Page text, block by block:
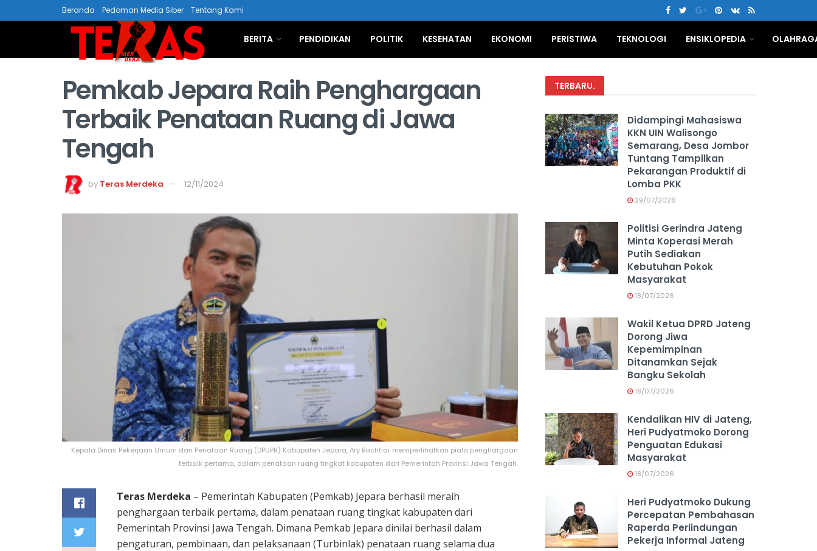
Beranda Pedoman Media Siber Tentang Kami
BERITA PENDIDIKAN POLITIK KESEHATAN EKONOMI PERISTIWA TEKNOLOGI ENSIKLOPEDIA
Pemkab Jepara Raih Penghargaan
Terbaik Penataan Ruang di Jawa
Tengah
by Teras Merdeka 12/11/2024
Kepala Dinas Pekerjaan Umum dan Penataan Ruang (DPUPR) Kabupaten Jepara, Ary Bachtiar memperlihatkan piala penghargaan
terbaik pertama, dalam penataan ruang tingkat kabupaten dari Pemerintah Provinsi Jawa Tengah.
Teras Merdeka – Pemerintah Kabupaten (Pemkab) Jepara berhasil meraih
penghargaan terbaik pertama, dalam penataan ruang tingkat kabupaten dari
Pemerintah Provinsi Jawa Tengah. Dimana Pemkab Jepara dinilai berhasil dalam
pengaturan, pembinaan, dan pelaksanaan (Turbinlak) penataan ruang selama dua
TERBARU.
Didampingi Mahasiswa
KKN UIN Walisongo
Semarang, Desa Jombor
Tuntang Tampilkan
Pekarangan Produktif di
Lomba PKK
29/07/2026
Politisi Gerindra Jateng
Minta Koperasi Merah
Putih Sediakan
Kebutuhan Pokok
Masyarakat
18/07/2026
Wakil Ketua DPRD Jateng
Dorong Jiwa
Kepemimpinan
Ditanamkan Sejak
Bangku Sekolah
18/07/2026
Kendalikan HIV di Jateng,
Heri Pudyatmoko Dorong
Penguatan Edukasi
Masyarakat
18/07/2026
Heri Pudyatmoko Dukung
Percepatan Pembahasan
Raperda Perlindungan
Pekerja Informal Jateng